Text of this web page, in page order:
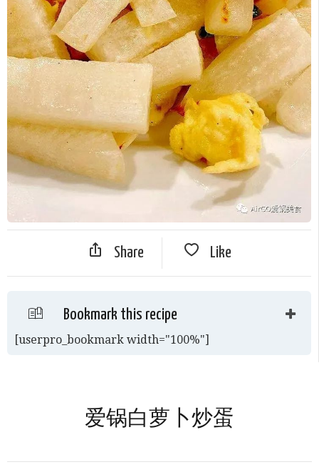
Share Like
Bookmark this recipe
[userpro_bookmark width="100%"]
爱锅白萝卜炒蛋